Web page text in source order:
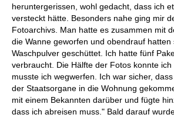
heruntergerissen, wohl gedacht, dass ich
versteckt hätte. Besonders nahe ging mir
Fotoarchivs. Man hatte es zusammen mit
die Wanne geworfen und obendrauf hatten
Waschpulver geschüttet. Ich hatte fünf
verbraucht. Die Hälfte der Fotos konnte
musste ich wegwerfen. Ich war sicher,
der Staatsorgane in die Wohnung
mit einem Bekannten darüber und fügte
dass ich abreisen muss." Bald darauf